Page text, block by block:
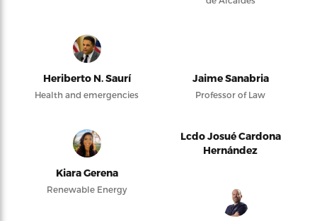
Heriberto N. Saurí
Health and emergencies
Jaime Sanabria
Professor of Law
Kiara Gerena
Renewable Energy
Lcdo Josué Cardona
Hernández